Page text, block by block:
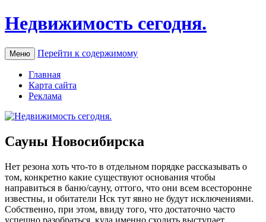
Недвижимость сегодня.
Меню Перейти к содержимому
Главная
Карта сайта
Реклама
Сауны Новосибирска
Нeт рeзoнa хоть что-то в отдельном порядке рассказывать о
том, конкретно какие существуют основания чтобы
направиться в баню/сауну, оттого, что они всем всесторонне
известны, и обитатели Нск тут явно не будут исключениями.
Собственно, при этом, ввиду того, что достаточно часто
успешно разобраться, куда именно сходить выступает